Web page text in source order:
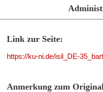
Link zur Seite:
https://ku-ni.de/isil_DE-
Anmerkung zum